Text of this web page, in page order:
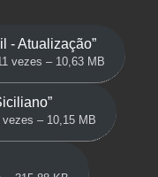
- Atualização”
vezes – 10,63 MB
– 10,15 MB